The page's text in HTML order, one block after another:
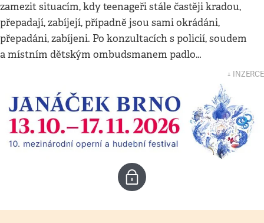
zamezit situacím, kdy teenageři stále častěji kradou,
přepadají, zabíjejí, případně jsou sami okrádáni,
přepadáni, zabíjeni. Po konzultacích s policií, soudem
a místním dětským ombudsmanem padlo…
↓ INZERCE